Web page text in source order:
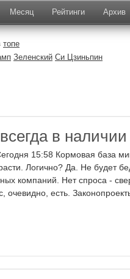
Месяц Рейтинги Архив
топе
Зеленский Си Цзиньпин
в наличии
15:58 Кормовая база
Логично? Да. Не будет
компаний. Нет спроса -
очевидно, есть.